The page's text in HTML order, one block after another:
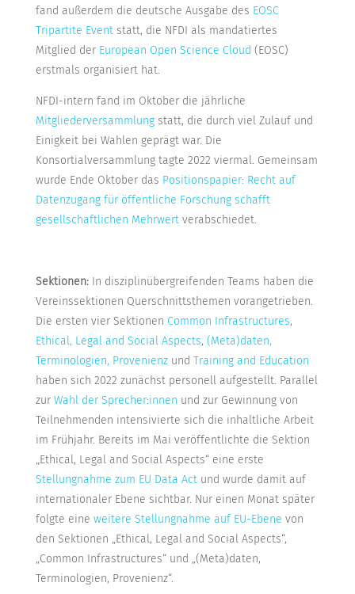
fand außerdem die deutsche Ausgabe des EOSC
Tripartite Eventstatt, die NFDI als mandatiertes
Mitglied der European Open Science Cloud (EOSC)
erstmals organisiert hat.
NFDI-intern fand im Oktober die jährliche
Mitgliederversammlungstatt, die durch viel Zulauf und
Einigkeit bei Wahlen geprägt war. Die
Konsortialversammlung tagte 2022 viermal. Gemeinsam
wurde Ende Oktober das Positionspapier: Recht auf
Datenzugang für öffentliche Forschung schafft
gesellschaftlichen Mehrwertverabschiedet.
Sektionen: In disziplinübergreifenden Teams haben die
Vereinssektionen Querschnittsthemen vorangetrieben.
Die ersten vier Sektionen Common Infrastructures,
Ethical, Legal and Social Aspects, (Meta)daten,
Terminologien, Provenienzund Training and Education
haben sich 2022 zunächst personell aufgestellt. Parallel
zur Wahl der Sprecher:innen und zur Gewinnung von
Teilnehmenden intensivierte sich die inhaltliche Arbeit
im Frühjahr. Bereits im Mai veröffentlichte die Sektion
„Ethical, Legal and Social Aspects“ eine erste
Stellungnahme zum EU Data Actund wurde damit auf
internationaler Ebene sichtbar. Nur einen Monat später
folgte eine weitere Stellungnahme auf EU-Ebene von
den Sektionen „Ethical, Legal and Social Aspects“,
„Common Infrastructures“ und „(Meta)daten,
Terminologien, Provenienz“.